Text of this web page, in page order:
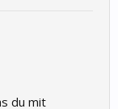
du mit